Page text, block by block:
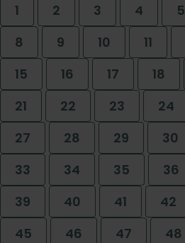
1 2 3 4 5
8
9 10 11
15
16 17 18
21
22 23 24
27
28 29 30
33
34 35 36
39
40 41 42
45
46 47 48